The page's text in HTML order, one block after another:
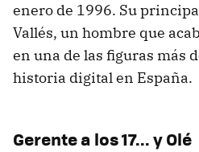
enero de 1996. Su
Vallés, un hombre que
en una de las figuras más
historia digital en España.
Gerente a los 17... y Olé